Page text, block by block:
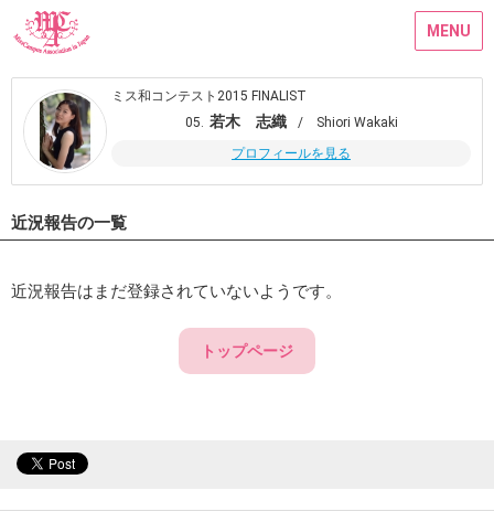
MENU
ミス和コンテスト2015 FINALIST
05. 若木 志織
/ Shiori Wakaki
プロフィールを見る
近況報告の一覧
近況報告はまだ登録されていないようです。
トップページ